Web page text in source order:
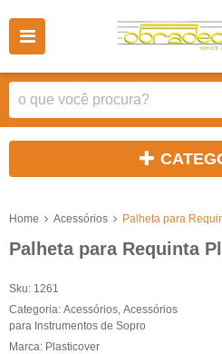
Home Acessórios Palheta para
Palheta para Requinta
Sku: 1261
Categoria: Acessórios Acessórios
para Instrumentos de Sopro
Marca: Plasticover